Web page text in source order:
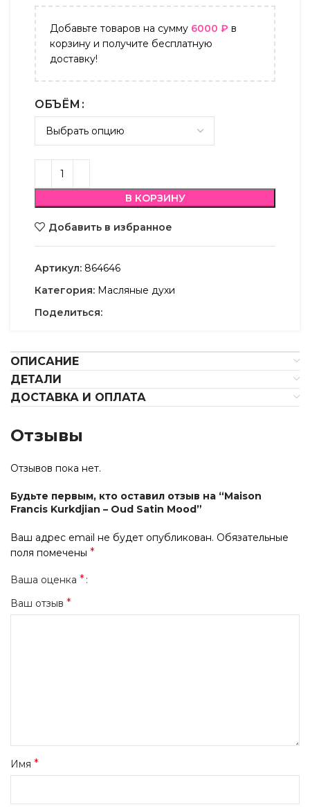
Добавьте товаров на сумму 6000 ₽ в
корзину и получите бесплатную
доставку!
ОБЪЁМ
В КОРЗИНУ
Добавить в избранное
Артикул: 864646
Категория: Масляные духи
Поделиться:
ОПИСАНИЕ
ДЕТАЛИ
ДОСТАВКА И ОПЛАТА
Отзывы
Отзывов пока нет.
Будьте первым, кто оставил отзыв на “Maison
Francis Kurkdjian – Oud Satin Mood”
Ваш адрес email не будет опубликован. Обязательные
поля помечены *
Ваша оценка *
Ваш отзыв *
Имя *